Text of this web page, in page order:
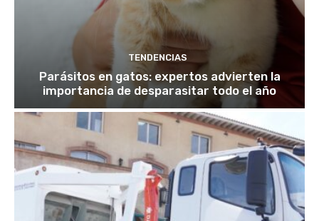
TENDENCIAS
Parásitos en gatos: expertos advierten la
importancia de desparasitar todo el año